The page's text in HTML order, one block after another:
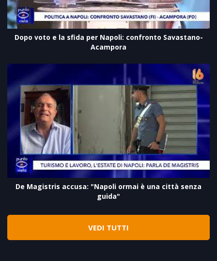
Dopo voto e la sfida per Napoli: confronto Savastano-
Acampora
De Magistris accusa: "Napoli ormai è una città senza
guida"
VEDI TUTTI